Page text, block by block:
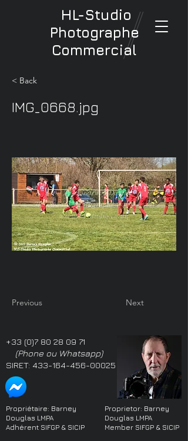
HL-Studio
Photographe
Commercial
< Back
IMG_0668.jpg
Previous Next
+33 (0)7 80 28 09 71
(Phone ou Whatsapp)
SIRET: 433-164-456-00025
Propriétaire: Barney
Douglas LMPA
Adhérent SIFGP & SICIP
Proprietor: Barney
Douglas LMPA
Member SIFGP & SICIP